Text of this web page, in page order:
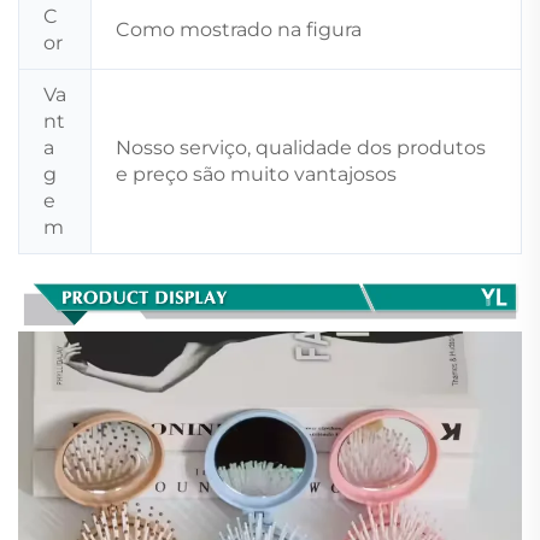
C
or
Como mostrado na figura
Va
nt
a
g
e
m
Nosso serviço, qualidade dos produtos
e preço são muito vantajosos